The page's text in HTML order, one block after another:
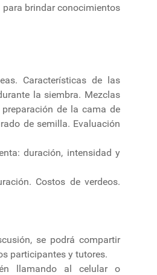
brindar conocimientos
Características de las
la siembra. Mezclas
de la cama de
de semilla. Evaluación
duración, intensidad y
Costos de verdeos.
se podrá compartir
participantes y tutores.
llamando al celular o